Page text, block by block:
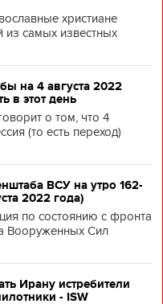
христиане
из самых известных
на 4 августа 2022
в этот день
о том, что 4
(то есть переход)
ВСУ на утро 162-
2022 года)
по состоянию с фронта
Вооруженных Сил
Ирану истребители
- ISW